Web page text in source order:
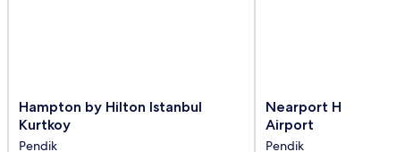
Hampton
by
Hampton by Hilton Istanbul
Kurtkoy
Pendik
Nearport
Hotel
Sabiha
Nearport Hotel
Airport
Pendik